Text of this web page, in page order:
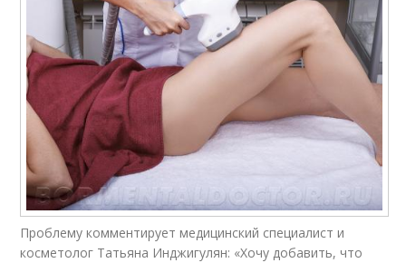
Проблему комментирует медицинский специалист и
косметолог Татьяна Инджигулян: «Хочу добавить, что